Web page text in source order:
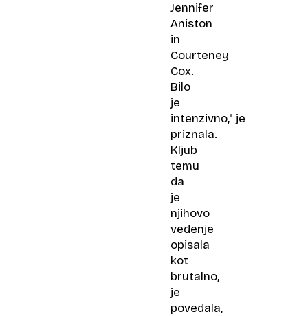
Jennifer
Aniston
in
Courteney
Cox.
Bilo
je
intenzivno," je
priznala.
Kljub
temu
da
je
njihovo
vedenje
opisala
kot
brutalno,
je
povedala,